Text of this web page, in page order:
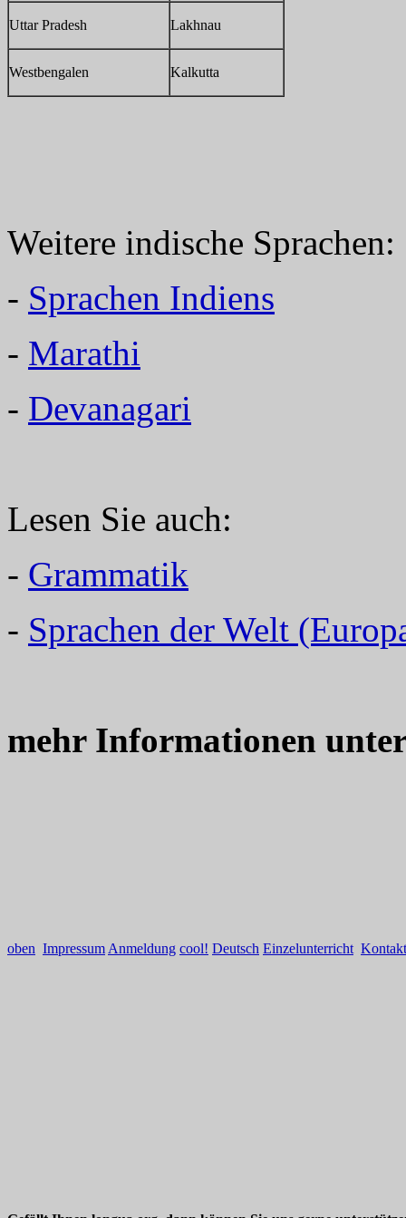
Uttar Pradesh Lakhnau
Westbengalen Kalkutta
Weitere indische Sprachen:
- Sprachen Indiens
- Marathi
- Devanagari
Lesen Sie auch:
- Grammatik
- Sprachen der Welt
mehr Informationen
oben Impressum Anmeldung cool! Deutsch Einzelunterricht Kontakt